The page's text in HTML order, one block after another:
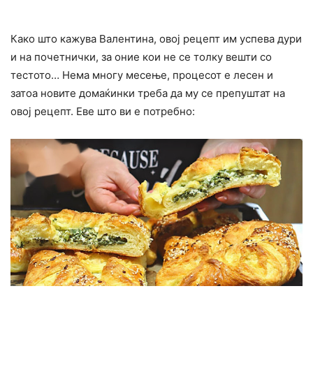
Како што кажува Валентина, овој рецепт им успева дури
и на почетнички, за оние кои не се толку вешти со
тестото… Нема многу месење, процесот е лесен и
затоа новите домаќинки треба да му се препуштат на
овој рецепт. Еве што ви е потребно: